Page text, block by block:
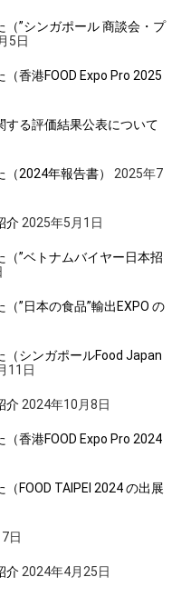
”シンガポール 商談会・プ
5日
香港FOOD Expo Pro 2025
する評価結果公表について
2024年報告書）
2025年7
介 2025年5月1日
”ベトナムバイヤー日本招
”日本の食品”輸出EXPO の
シンガポールFood Japan
11日
介 2024年10月8日
香港FOOD Expo Pro 2024
FOOD TAIPEI 2024 の出展
日
介 2024年4月25日